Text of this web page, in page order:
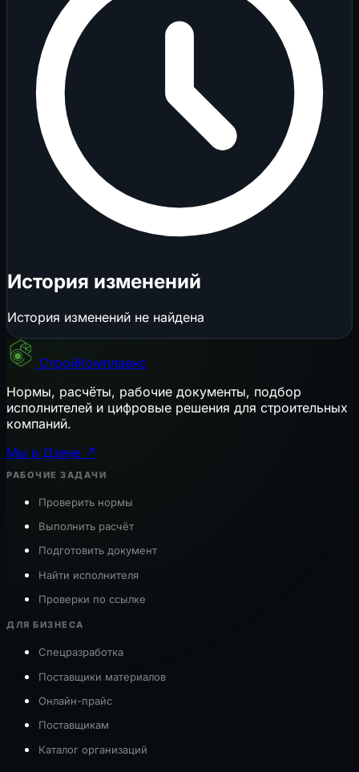
История изменений
История изменений не найдена
СтройКомплаенс
Нормы, расчёты, рабочие документы, подбор
исполнителей и цифровые решения для строительных
компаний.
Мы в Дзене ↗
РАБОЧИЕ ЗАДАЧИ
Проверить нормы
Выполнить расчёт
Подготовить документ
Найти исполнителя
Проверки по ссылке
ДЛЯ БИЗНЕСА
Спецразработка
Поставщики материалов
Онлайн-прайс
Поставщикам
Каталог организаций